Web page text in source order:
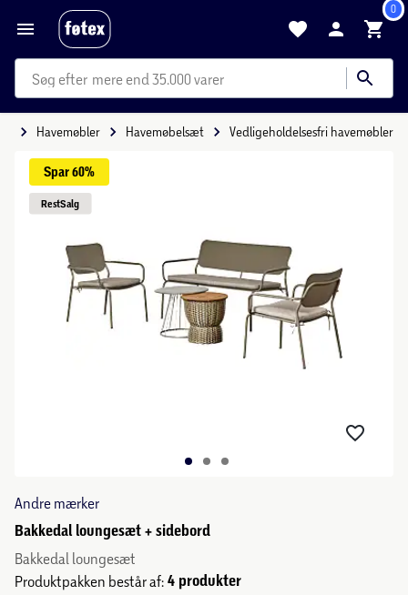
0
mere end 35.000 varer
Havemøbler Havemøbelsæt Vedligeholdelsesfri havemøbler
Spar 60%
RestSalg
Andre mærker
Bakkedal loungesæt + sidebord
Bakkedal loungesæt
Produktpakken består af: 4 produkter